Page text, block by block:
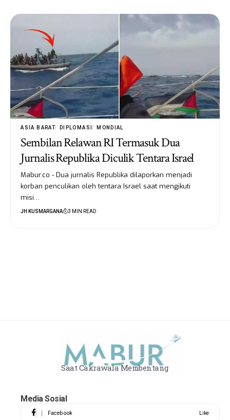
ASIA BARAT DIPLOMASI MONDIAL
Sembilan Relawan RI Termasuk Dua
Jurnalis Republika Diculik Tentara Israel
Mabur.co - Dua jurnalis Republika dilaporkan menjadi
korban penculikan oleh tentara Israel saat mengikuti
misi…
JH KUSMARGANA 3 MIN READ
Saat Cakrawala Membentang
Media Sosial
Facebook Like